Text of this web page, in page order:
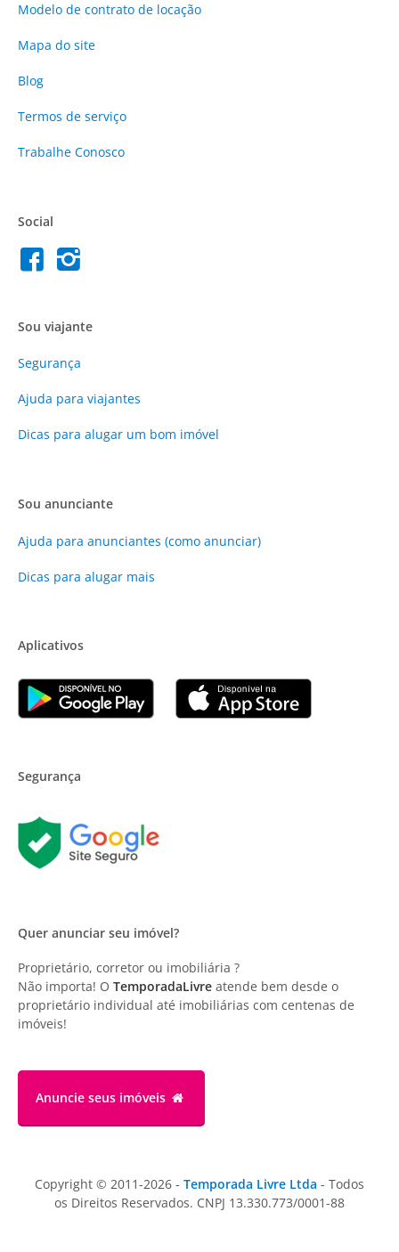
Modelo de contrato de locação
Mapa do site
Blog
Termos de serviço
Trabalhe Conosco
Social
Sou viajante
Segurança
Ajuda para viajantes
Dicas para alugar um bom imóvel
Sou anunciante
Ajuda para anunciantes (como anunciar)
Dicas para alugar mais
Aplicativos
Segurança
Quer anunciar seu imóvel?
Proprietário, corretor ou imobiliária ?
Não importa! O TemporadaLivre atende bem desde o
proprietário individual até imobiliárias com centenas de
imóveis!
Anuncie seus imóveis
Copyright © 2011-2026 - Temporada Livre Ltda - Todos
os Direitos Reservados. CNPJ 13.330.773/0001-88